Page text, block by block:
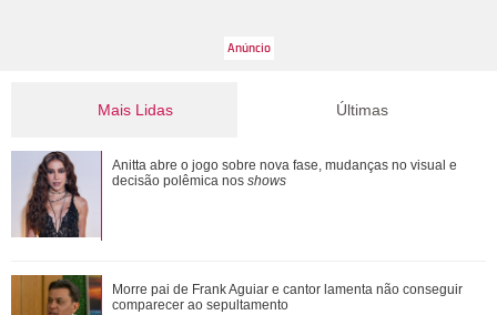
Mais Lidas
Apaixonados! Pocah e namorado curtem mar, futevôlei e
trocam beijos na praia
Morre pai de Frank Aguiar e cantor lamenta não conseguir
comparecer ao sepultamento
Últimas
Anitta abre o jogo sobre nova fase, mudanças no visual e
decisão polêmica nos shows
Morre pai de Frank Aguiar e cantor lamenta não conseguir
comparecer ao sepultamento